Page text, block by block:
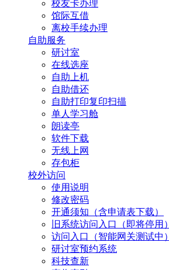
校友卡办理
馆际互借
离校手续办理
自助服务
研讨室
在线选座
自助上机
自助借还
自助打印复印扫描
单人学习舱
朗读亭
软件下载
无线上网
存包柜
校外访问
使用说明
修改密码
开通须知（含申请表下载）
旧系统访问入口（即将停用）
访问入口（智能网关测试中）
研讨室预约系统
科技查新